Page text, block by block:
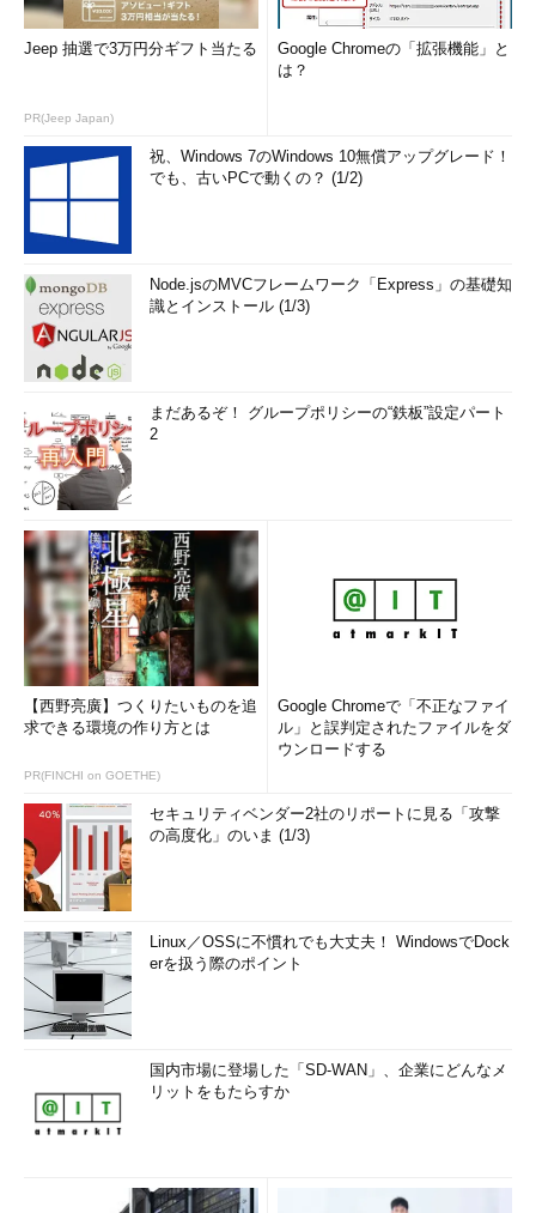
Jeep 抽選で3万円分ギフト当たる
PR(Jeep Japan)
Google Chromeの「拡張機能」と
は？
祝、Windows 7のWindows 10無償アップグレード！
でも、古いPCで動くの？ (1/2)
Node.jsのMVCフレームワーク「Express」の基礎知
識とインストール (1/3)
まだあるぞ！ グループポリシーの“鉄板”設定パート
2
【西野亮廣】つくりたいものを追
求できる環境の作り方とは
PR(FINCHI on GOETHE)
Google Chromeで「不正なファイ
ル」と誤判定されたファイルをダ
ウンロードする
セキュリティベンダー2社のリポートに見る「攻撃
の高度化」のいま (1/3)
Linux／OSSに不慣れでも大丈夫！ WindowsでDock
erを扱う際のポイント
国内市場に登場した「SD-WAN」、企業にどんなメ
リットをもたらすか